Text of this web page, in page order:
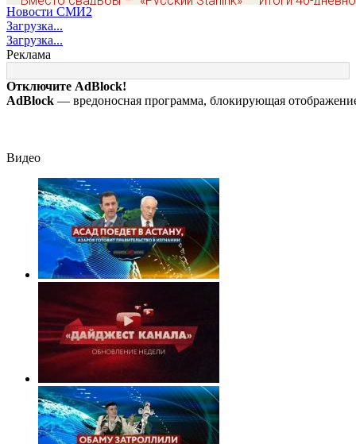
похороны: отец
смотрел на свою
мертвую 16-
летнюю дочь и не
мог сдержать
слезы
точность попаданий
по объектам ВСУ
Россия, полный
разбор провала
операции
Новости СМИ2
Загрузка...
Загрузка...
Реклама
Отключите AdBlock!
AdBlock — вредоносная программа, блокирующая
Видео